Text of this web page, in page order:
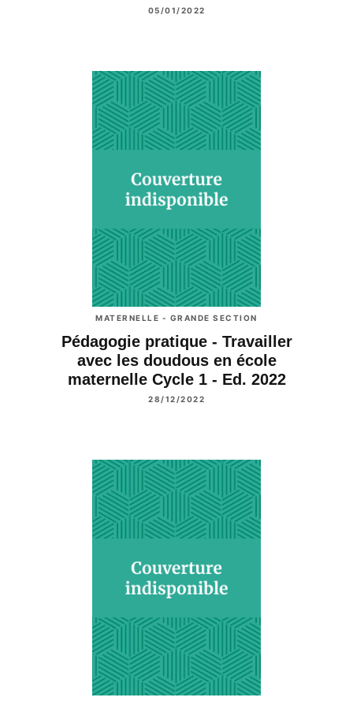
05/01/2022
MATERNELLE - GRANDE SECTION
Pédagogie pratique - Travailler
avec les doudous en école
maternelle Cycle 1 - Ed. 2022
28/12/2022